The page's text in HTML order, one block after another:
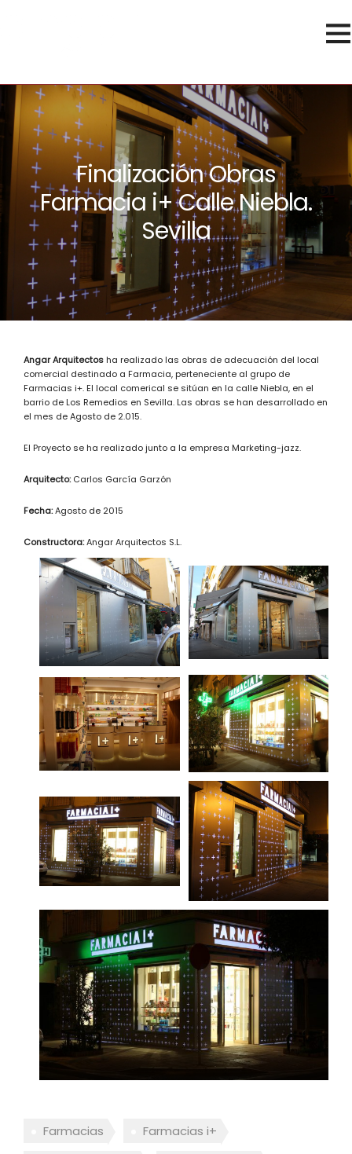
Finalización Obras
Farmacia i+ Calle Niebla.
Sevilla
Angar Arquitectos ha realizado las obras de adecuación del local
comercial destinado a Farmacia, perteneciente al grupo de
Farmacias i+. El local comerical se sitúan en la calle Niebla, en el
barrio de Los Remedios en Sevilla. Las obras se han desarrollado en
el mes de Agosto de 2.015.
El Proyecto se ha realizado junto a la empresa Marketing-jazz.
Arquitecto:Carlos García Garzón
Fecha:Agosto de 2015
Constructora:Angar Arquitectos S.L.
Farmacias
Farmacias i+